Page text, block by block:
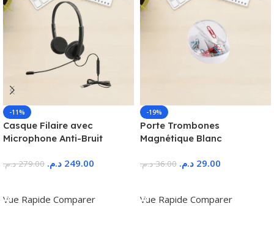
-11%
Casque Filaire avec
Microphone Anti-Bruit
279.00 د.م. 249.00 د.م.
Vue Rapide Comparer
-19%
Porte Trombones
Magnétique Blanc
36.00 د.م. 29.00 د.م.
Vue Rapide Comparer